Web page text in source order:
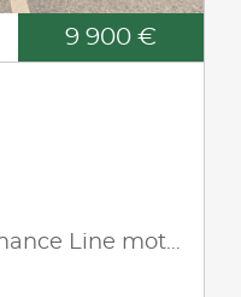
9 900 €
PureTech 110ch Performance Line moteur 26261 kms facture Ds